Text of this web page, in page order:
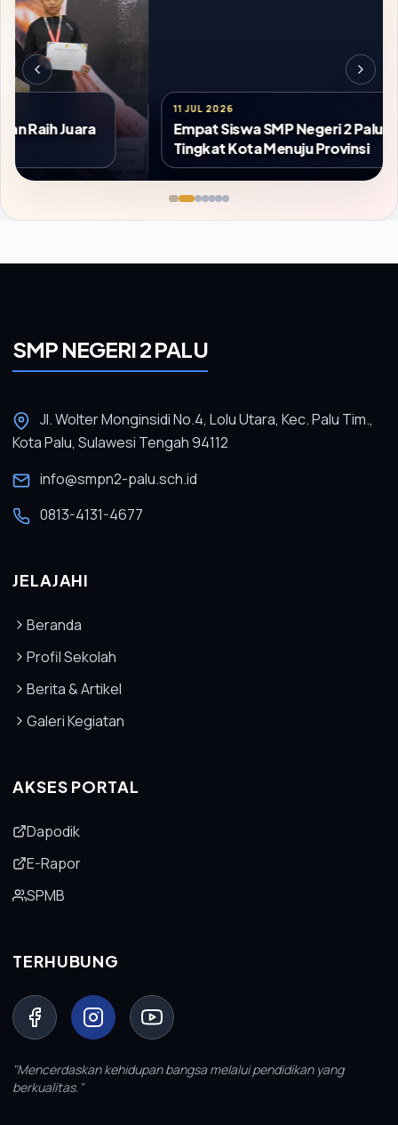
Empat Siswa SMP Negeri 2 Palu Lolos OSN
Tingkat Kota Menuju Provinsi
SMP NEGERI 2 PALU
Jl. Wolter Monginsidi No.4, Lolu Utara, Kec. Palu Tim.,
Kota Palu, Sulawesi Tengah 94112
info@smpn2-palu.sch.id
0813-4131-4677
JELAJAHI
Beranda
Profil Sekolah
Berita & Artikel
Galeri Kegiatan
AKSES PORTAL
Dapodik
E-Rapor
SPMB
TERHUBUNG
"Mencerdaskan kehidupan bangsa melalui pendidikan yang
berkualitas."
Ganti warna home
Pilihan warna lembut. Default sekolah:
#1E3A8A.
Warna custom